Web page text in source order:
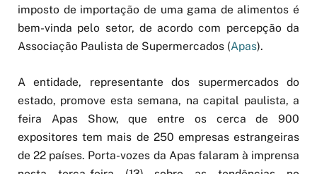
imposto de importação de uma gama de alimentos é
bem-vinda pelo setor, de acordo com percepção da
Associação Paulista de Supermercados (Apas).
A entidade, representante dos supermercados do
estado, promove esta semana, na capital paulista, a
feira Apas Show, que entre os cerca de 900
expositores tem mais de 250 empresas estrangeiras
de 22 países. Porta-vozes da Apas falaram à imprensa